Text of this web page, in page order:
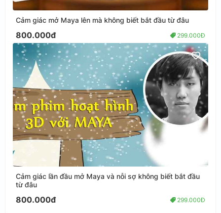
Cảm giác mở Maya lên mà không biết bắt đầu từ đâu
800.000đ 299.000Đ
Cảm giác lần đầu mở Maya và nỗi sợ không biết bắt đầu
từ đâu
800.000đ 299.000Đ